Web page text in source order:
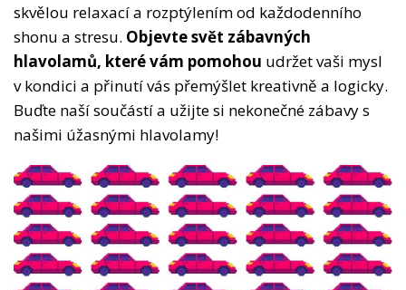
skvělou relaxací a rozptýlením od každodenního
shonu a stresu. Objevte svět zábavných
hlavolamů, které vám pomohou udržet vaši mysl
v kondici a přinutí vás přemýšlet kreativně a logicky.
Buďte naší součástí a užijte si nekonečné zábavy s
našimi úžasnými hlavolamy!